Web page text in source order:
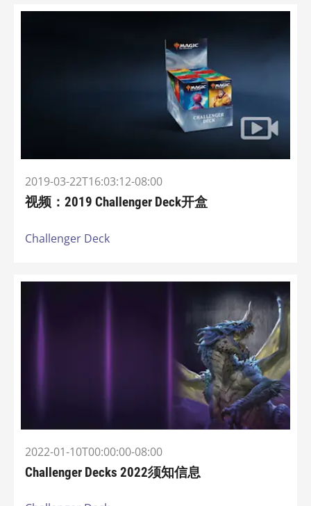
2019-03-22T16:03:12-08:00
视频：2019 Challenger Deck开盒
Challenger Deck
2022-01-10T00:00:00-08:00
Challenger Decks 2022须知信息